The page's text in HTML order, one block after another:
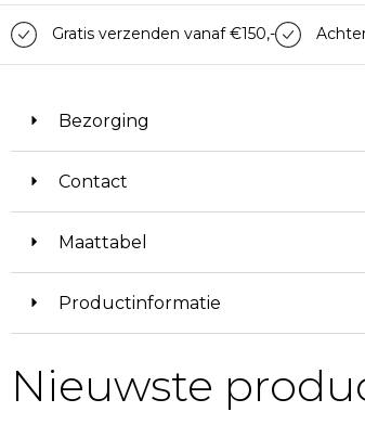
Gratis verzenden vanaf €150,-
Bezorging
Contact
Maattabel
Productinformatie
Nieuwste